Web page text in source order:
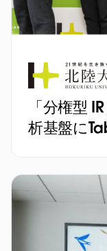
「分権型
析基盤に